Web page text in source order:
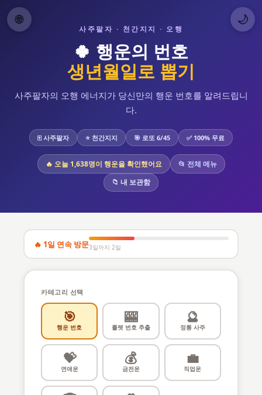
사주팔자 · 천간지지 · 오행
🍀 행운의 번호
생년월일로 뽑기
사주팔자의 오행 에너지가 당신만의 행운 번호를 알려드립니
다.
🀄 사주팔자 ⭐ 천간지지 🎯 로또 6/45 ✅ 100% 무료
🔥 오늘 1,638명이 행운을 확인했어요 📂 전체 메뉴
📁 내 보관함
🔥 1일 연속 방문3일까지 2일
카테고리 선택
🎯
행운 번호
🎰
룰렛 번호 추출
🔮
정통 사주
💝
연애운
💰
금전운
💼
직업운
🌙
🌐